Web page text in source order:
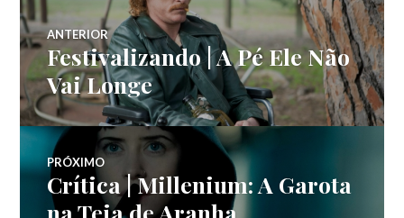
Navegação
de
Post
ANTERIOR
Post
anterior:
Festivalizando | A Pé Ele Não
Vai Longe
PRÓXIMO
Próximo
post:
Crítica | Millenium: A Garota